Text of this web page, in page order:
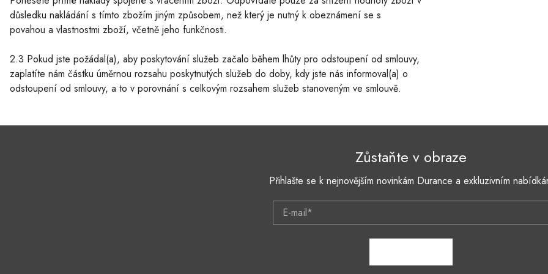
důsledku nakládání s tímto zbožím jiným způsobem, než který je nutný k obeznámení se s
povahou a vlastnostmi zboží, včetně jeho funkčnosti.
2.3 Pokud jste požádal(a), aby poskytování služeb začalo během lhůty pro odstoupení od smlouvy,
zaplatíte nám částku úměrnou rozsahu poskytnutých služeb do doby, kdy jste nás informoval(a) o
odstoupení od smlouvy, a to v porovnání s celkovým rozsahem služeb stanoveným ve smlouvě.
Zůstaňte v obraze
Přihlašte se k nejnovějším novinkám Durance a exkluzivním
E-mail*